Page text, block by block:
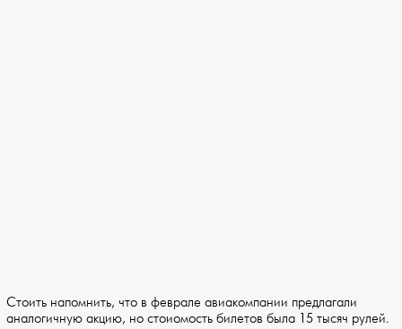
Стоить напомнить, что в феврале авиакомпании предлагали
аналогичную акцию, но стоиомость билетов была 15 тысяч рулей.